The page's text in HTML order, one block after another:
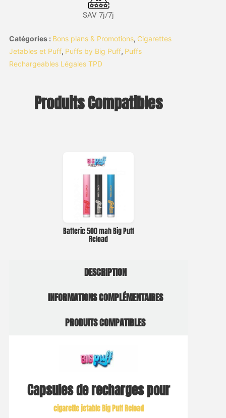
SAV 7j/7j
Catégories : Bons plans & Promotions, Cigarettes
Jetables et Puff, Puffs by Big Puff, Puffs
Rechargeables Légales TPD
Produits Compatibles
Batterie 500 mah Big Puff
Reload
DESCRIPTION
INFORMATIONS COMPLÉMENTAIRES
PRODUITS COMPATIBLES
Capsules de recharges pour
cigarette jetable Big Puff Reload